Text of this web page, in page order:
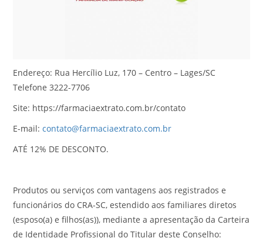
Endereço: Rua Hercílio Luz, 170 – Centro – Lages/SC
Telefone 3222-7706
Site: https://farmaciaextrato.com.br/contato
E-mail:contato@farmaciaextrato.com.br
ATÉ 12% DE DESCONTO.
Produtos ou serviços com vantagens aos registrados e
funcionários do CRA-SC, estendido aos familiares diretos
(esposo(a) e filhos(as)), mediante a apresentação da Carteira
de Identidade Profissional do Titular deste Conselho: